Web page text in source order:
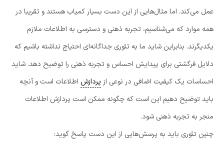
عمل می‌کند. اما مثال‌هایی از این دست بسیار کمیاب هستند و تقریبا در
همه موارد که می‌شناسیم، تجربه ذهنی و دسترسی به اطلاعات ملازم
یکدیگرند. بنابراین شاید ما به تئوری جداگانه‌ای احتیاج نداشته باشیم که
دلایل فرگشتی برای پیدایش احساس و تجربه ذهنی را توضیح دهد. شاید
احساسات یک کیفیت اضافی در نوعی از پردازش اطلاعات است و آنچه
باید توضیح دهیم این است که چگونه ممکن است پردازش اطلاعات
منجر به تجربه ذهنی شود.
چنین تئوری باید به پرسش‌هایی از این دست پاسخ گوید: